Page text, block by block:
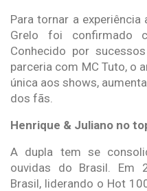
Para tornar a
Grelo foi confirmado
Conhecido por
parceria com MC Tuto, o
única aos shows,
dos fãs.
Henrique & Juliano no
A dupla tem se
ouvidas do Brasil. Em
Brasil, liderando o Hot